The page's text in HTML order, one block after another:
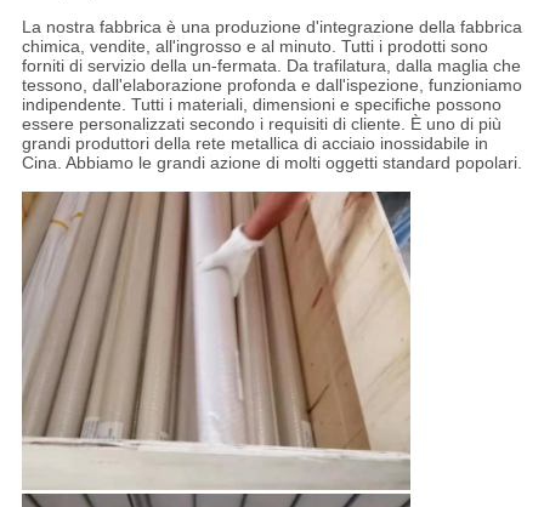
La nostra fabbrica è una produzione d'integrazione della fabbrica
chimica, vendite, all'ingrosso e al minuto. Tutti i prodotti sono
forniti di servizio della un-fermata. Da trafilatura, dalla maglia che
tessono, dall'elaborazione profonda e dall'ispezione, funzioniamo
indipendente. Tutti i materiali, dimensioni e specifiche possono
essere personalizzati secondo i requisiti di cliente. È uno di più
grandi produttori della rete metallica di acciaio inossidabile in
Cina. Abbiamo le grandi azione di molti oggetti standard popolari.